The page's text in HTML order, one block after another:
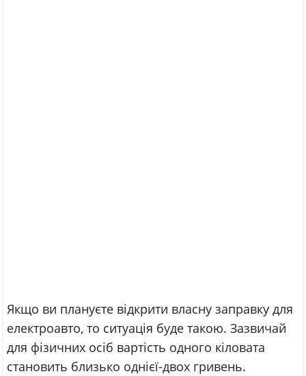
Якщо ви плануєте відкрити власну заправку для
електроавто, то ситуація буде такою. Зазвичай
для фізичних осіб вартість одного кіловата
становить близько однієї-двох гривень.